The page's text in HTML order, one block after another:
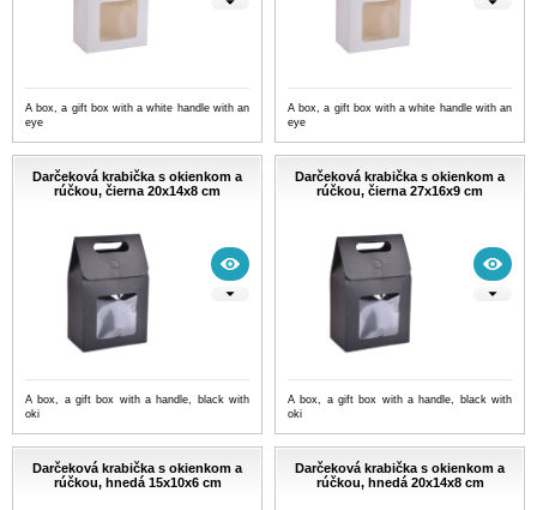
A box, a gift box with a white handle with an
eye
A box, a gift box with a white handle with an
eye
Darčeková krabička s okienkom a
rúčkou, čierna 20x14x8 cm
A box, a gift box with a handle, black with
oki
Darčeková krabička s okienkom a
rúčkou, čierna 27x16x9 cm
A box, a gift box with a handle, black with
oki
Darčeková krabička s okienkom a
rúčkou, hnedá 15x10x6 cm
Darčeková krabička s okienkom a
rúčkou, hnedá 20x14x8 cm